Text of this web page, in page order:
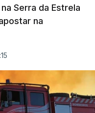
Serra da Estrela
na